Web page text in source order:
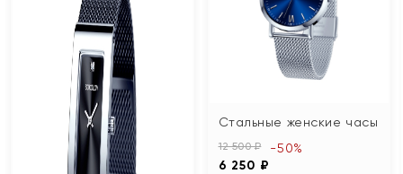
Стальные женские часы
12 500 ₽
6 250 ₽
-50%